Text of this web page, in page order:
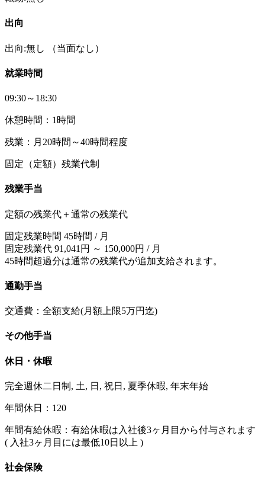
出向
出向:無し （当面なし）
就業時間
09:30～18:30
休憩時間：1時間
残業：月20時間～40時間程度
固定（定額）残業代制
残業手当
定額の残業代＋通常の残業代
固定残業時間 45時間 / 月
固定残業代 91,041円 ～ 150,000円 / 月
45時間超過分は通常の残業代が追加支給されます。
通勤手当
交通費：全額支給(月額上限5万円迄)
その他手当
休日・休暇
完全週休二日制, 土, 日, 祝日, 夏季休暇, 年末年始
年間休日：120
年間有給休暇：有給休暇は入社後3ヶ月目から付与されます
( 入社3ヶ月目には最低10日以上 )
社会保険